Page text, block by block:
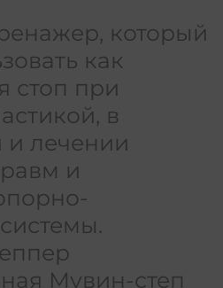
который
как
стоп при
в
и лечении
и
Мувин-степ